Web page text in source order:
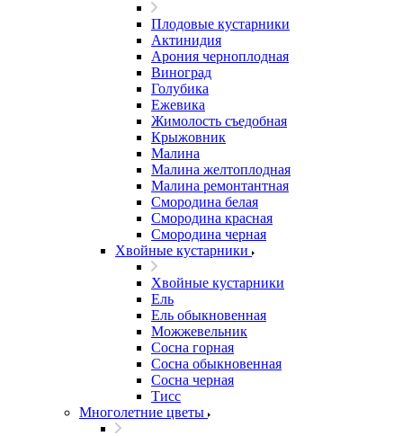
Плодовые кустарники
Актинидия
Арония черноплодная
Виноград
Голубика
Ежевика
Жимолость съедобная
Крыжовник
Малина
Малина желтоплодная
Малина ремонтантная
Смородина белая
Смородина красная
Смородина черная
Хвойные кустарники
Хвойные кустарники
Ель
Ель обыкновенная
Можжевельник
Сосна горная
Сосна обыкновенная
Сосна черная
Тисс
Многолетние цветы